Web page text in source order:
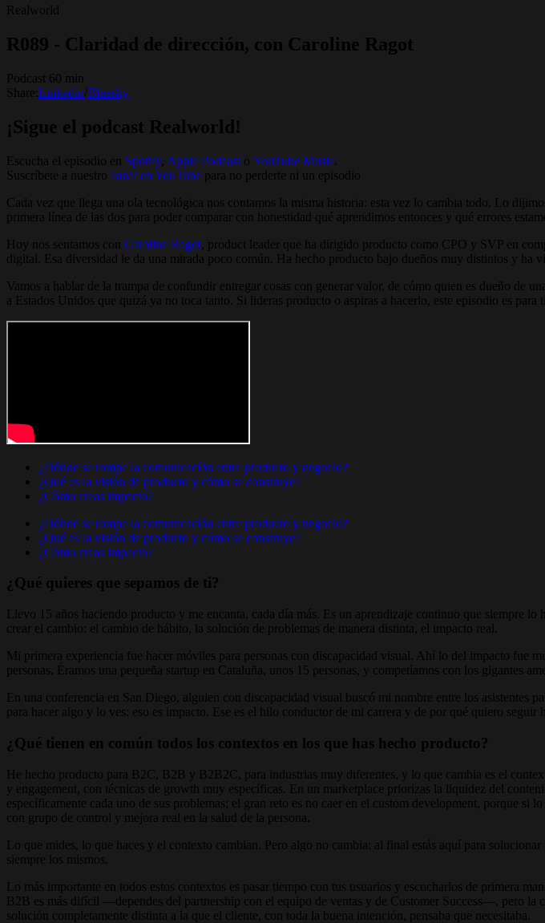
Realworld
R089 - Claridad de dirección, con Caroline Ragot
Podcast 60 min
Share: Linkedin Bluesky
¡Sigue el podcast Realworld!
Escucha el episodio en Spotify, ⁠⁠ Apple Podcast ⁠⁠ o ⁠⁠ YouTube Music
Suscríbete a nuestro canal en YouTube para no perderte ni un episodio
Cada vez que llega una ola tecnológica nos contamos la misma historia: esta vez lo cambia todo. Lo
primera línea de las dos para poder comparar con honestidad qué aprendimos entonces y qué errores
Hoy nos sentamos con Caroline Ragot , product leader que ha dirigido producto como CPO y SVP en
digital. Esa diversidad le da una mirada poco común. Ha hecho producto bajo dueños muy distintos y ha
Vamos a hablar de la trampa de confundir entregar cosas con generar valor, de cómo quien es dueño de
a Estados Unidos que quizá ya no toca tanto. Si lideras producto o aspiras a hacerlo, este episodio es para ti.
¿Dónde se rompe la comunicación entre producto y negocio?
¿Qué es la visión de producto y cómo se construye?
¿Cómo creas impacto?
¿Dónde se rompe la comunicación entre producto y negocio?
¿Qué es la visión de producto y cómo se construye?
¿Cómo creas impacto?
¿Qué quieres que sepamos de ti?
Llevo 15 años haciendo producto y me encanta, cada día más. Es un aprendizaje continuo que siempre
crear el cambio: el cambio de hábito, la solución de problemas de manera distinta, el impacto real.
Mi primera experiencia fue hacer móviles para personas con discapacidad visual. Ahí lo del impacto fue
personas. Éramos una pequeña startup en Cataluña, unos 15 personas, y competíamos con los
En una conferencia en San Diego, alguien con discapacidad visual buscó mi nombre entre los
para hacer algo y lo ves: eso es impacto. Ese es el hilo conductor de mi carrera y de por qué quiero seguir
¿Qué tienen en común todos los contextos en los que has hecho producto?
He hecho producto para B2C, B2B y B2B2C, para industrias muy diferentes, y lo que cambia es el
y engagement, con técnicas de growth muy específicas. En un marketplace priorizas la liquidez del
específicamente cada uno de sus problemas; el gran reto es no caer en el custom development, porque
con grupo de control y mejora real en la salud de la persona.
Lo que mides, lo que haces y el contexto cambian. Pero algo no cambia: al final estás aquí para
siempre los mismos.
Lo más importante en todos estos contextos es pasar tiempo con tus usuarios y escucharlos de primera
B2B es más difícil —dependes del partnership con el equipo de ventas y de Customer Success—, pero la
solución completamente distinta a la que el cliente, con toda la buena intención, pensaba que necesitaba.